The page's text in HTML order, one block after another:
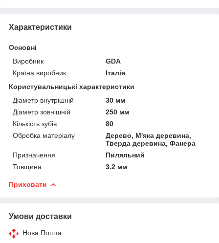
Характеристики
Основні
Виробник
GDA
Країна виробник
Італія
Користувальницькі характеристики
Діаметр внутрішній
30 мм
Діаметр зовнішній
250 мм
Кількість зубів
80
Обробка матеріалу
Дерево, М'яка деревина,
Тверда деревина, Фанера
Призначення
Пиляльний
Товщина
3.2 мм
Приховати
Умови доставки
Нова Пошта